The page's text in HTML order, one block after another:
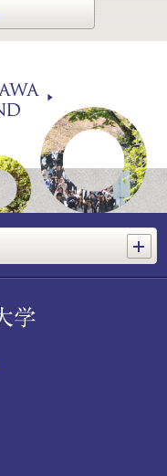
開く